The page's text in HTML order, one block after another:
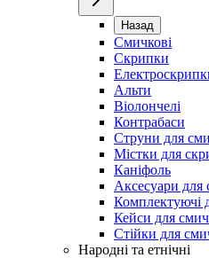
Назад
Смичкові
Скрипки
Альти
Віолончелі
Контрабаси
Струни для
Містки для
Каніфоль
Аксесуари для
Комплектуючі
Кейси для
Стійки для
Народні та етнічні